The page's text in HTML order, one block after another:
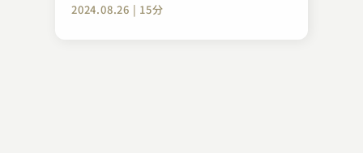
2024.08.26 | 15分